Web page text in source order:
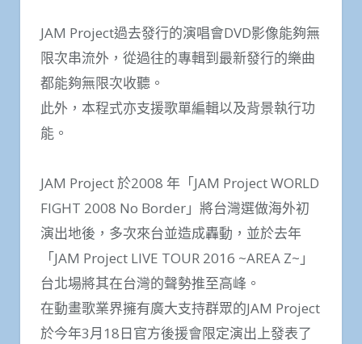
JAM Project過去發行的演唱會DVD影像能夠無
限次串流外，從過往的專輯到最新發行的樂曲
都能夠無限次收聽。
此外，本程式亦支援歌單編輯以及背景執行功
能。
JAM Project 於2008 年「JAM Project WORLD
FIGHT 2008 No Border」將台灣選做海外初
演出地後，多次來台並造成轟動，並於去年
「JAM Project LIVE TOUR 2016 ~AREA Z~」
台北場將其在台灣的聲勢推至高峰。
在動畫歌業界擁有廣大支持群眾的JAM Project
於今年3月18日官方後援會限定演出上發表了